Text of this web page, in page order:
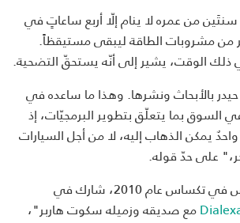
من عمره لا ينام إلّا أربع ساعاتٍ في
من مشروبات الطاقة ليبقى مستيقظاً.
ذلك الوقت، يشير إلى أنّه يستحقّ التضحية.
بالأبحاث ونشرها. وهذا ما ساعده في
السوق بما يتعلّق بتطوير البرمجيّات، إذ
يمكن الذهاب إليه، لا من أجل السيارات
على حدّ قوله.
بعد انتقاله إلى دالاس في تكساس عام 2010، شارك في
مع صديقه وزميله سكوت هاربر"،